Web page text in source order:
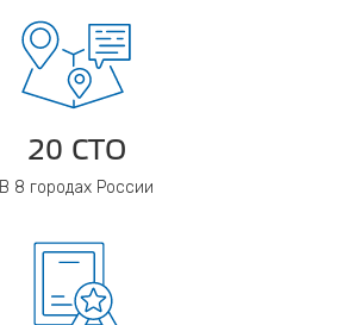
20 СТО
В 8 городах России